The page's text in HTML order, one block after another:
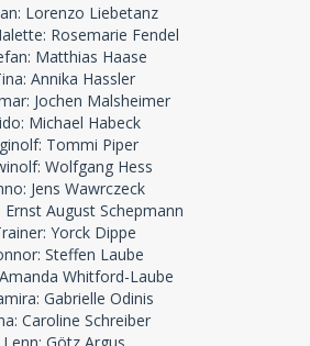
Lorenzo Liebetanz
Rosemarie Fendel
Matthias Haase
Annika Hassler
Jochen Malsheimer
Michael Habeck
Tommi Piper
Wolfgang Hess
Jens Wawrczeck
Ernst August Schepmann
Yorck Dippe
Steffen Laube
Whitford-Laube
Gabrielle Odinis
Caroline Schreiber